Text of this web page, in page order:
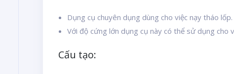
Dụng cụ chuyên dụng dùng cho việc nạy tháo lốp.
Với độ cứng lớn dụng cụ này có thể sử dụng cho
Cấu tạo: